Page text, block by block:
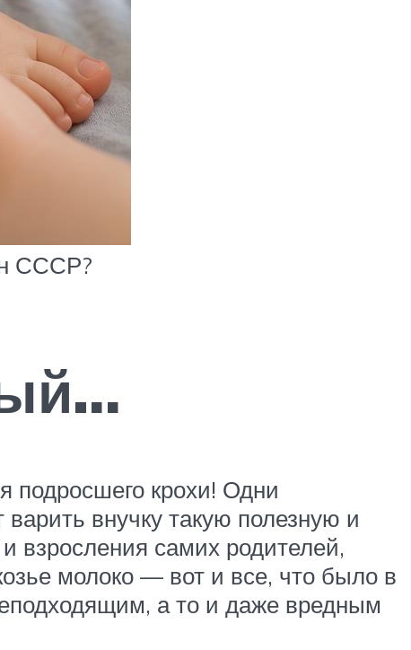
СССР?
подросшего крохи! Одни
внучку такую полезную и
взросления самих родителей,
молоко — вот и все, что было в
а то и даже вредным